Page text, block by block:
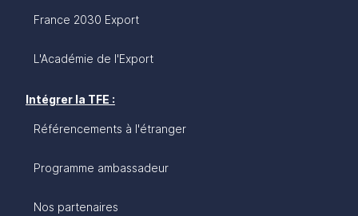
France 2030 Export
L'Académie de l'Export
Intégrer la TFE :
Référencements à l'étranger
Programme ambassadeur
Nos partenaires